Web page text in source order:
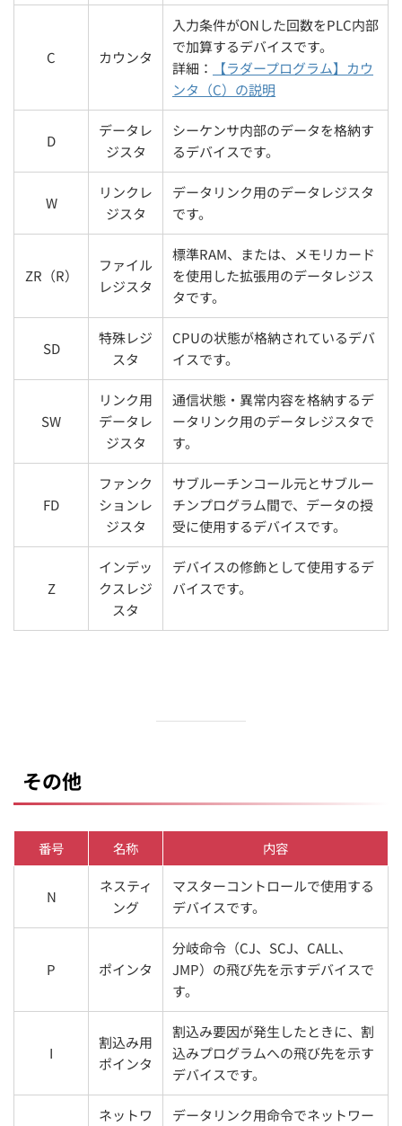
C カウンタ
入力条件がONした回数をPLC内部
で加算するデバイスです。
詳細：
【ラダープログラム】カウ
ンタ（C）の説明
D
データレ
ジスタ
シーケンサ内部のデータを格納す
るデバイスです。
W
リンクレ
ジスタ
データリンク用のデータレジスタ
です。
ZR（R）
ファイル
レジスタ
標準RAM、または、メモリカード
を使用した拡張用のデータレジス
タです。
SD
特殊レジ
スタ
CPUの状態が格納されているデバ
イスです。
SW
リンク用
データレ
ジスタ
通信状態・異常内容を格納するデ
ータリンク用のデータレジスタで
す。
FD
ファンク
ションレ
ジスタ
サブルーチンコール元とサブルー
チンプログラム間で、データの授
受に使用するデバイスです。
Z
インデッ
クスレジ
スタ
デバイスの修飾として使用するデ
バイスです。
その他
番号 名称 内容
N
ネスティ
ング
マスターコントロールで使用する
デバイスです。
P ポインタ
分岐命令（CJ、SCJ、CALL、
JMP）の飛び先を示すデバイスで
す。
I
割込み用
ポインタ
割込み要因が発生したときに、割
込みプログラムへの飛び先を示す
デバイスです。
ネットワ
データリンク用命令でネットワー